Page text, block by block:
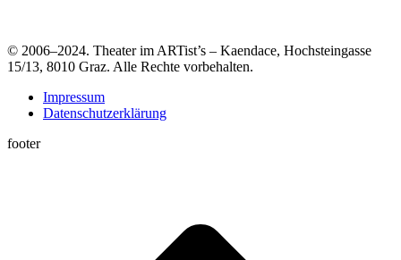
© 2006–2024. Theater im ARTist’s – Kaendace, Hochsteingasse
15/13, 8010 Graz. Alle Rechte vorbehalten.
Impressum
Datenschutzerklärung
footer